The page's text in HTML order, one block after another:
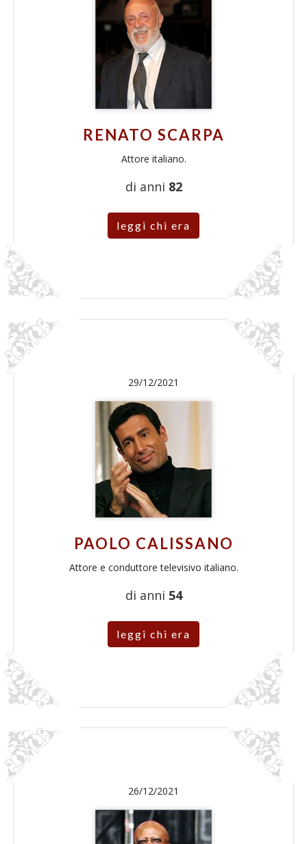
RENATO SCARPA
Attore italiano.
di anni 82
leggi chi era
29/12/2021
PAOLO CALISSANO
Attore e conduttore televisivo italiano.
di anni 54
leggi chi era
26/12/2021